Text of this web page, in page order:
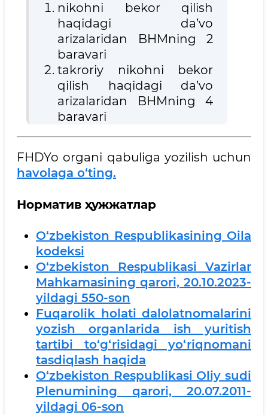
nikohni bekor qilish
haqidagi da’vo
arizalaridan BHMning 2
baravari
takroriy nikohni bekor
qilish haqidagi da’vo
arizalaridan BHMning 4
baravari
FHDYo organi qabuliga yozilish uchun
havolaga o‘ting.
Норматив ҳужжатлар
O‘zbekiston Respublikasining Oila
kodeksi
O‘zbekiston Respublikasi Vazirlar
Mahkamasining qarori, 20.10.2023-
yildagi 550-son
Fuqarolik holati dalolatnomalarini
yozish organlarida ish yuritish
tartibi to‘g‘risidagi yo‘riqnomani
tasdiqlash haqida
O‘zbekiston Respublikasi Oliy sudi
Plenumining qarori, 20.07.2011-
yildagi 06-son